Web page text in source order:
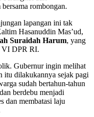
rombongan.
lapangan ini tak
Hasanuddin Mas’ud,
Suraidah Harum, yang
VI DPR RI.
Gubernur ingin melihat
itu dilakukannya sejak pagi
sudah bertahun-tahun
berdebu menjadi
dan membatasi laju